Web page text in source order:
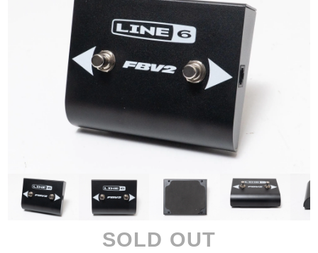
SOLD OUT